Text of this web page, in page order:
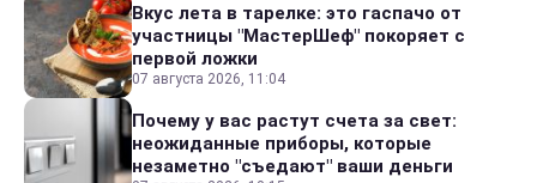
Вкус лета в тарелке: это гаспачо от
участницы "МастерШеф" покоряет с
первой ложки
07 августа 2026, 11:04
Почему у вас растут счета за свет:
неожиданные приборы, которые
незаметно "съедают" ваши деньги